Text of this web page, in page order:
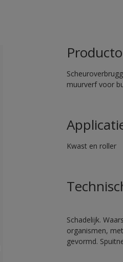
muurverf voor
Kwast en roller
Schadelijk.
organismen,
gevormd.